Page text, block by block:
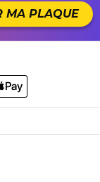
MA PLAQUE